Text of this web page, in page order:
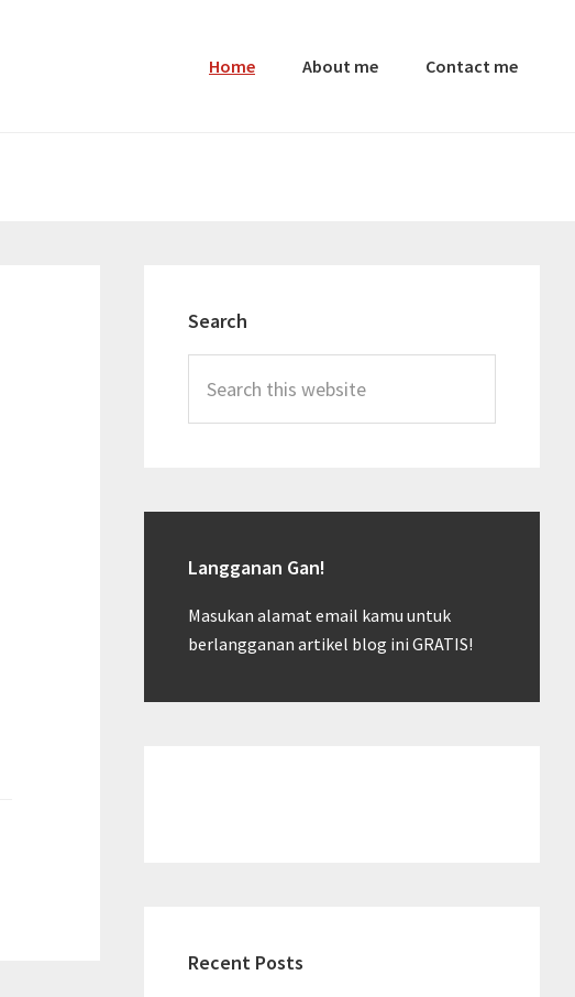
Home About me Contact me
Sidebar
Search
this
website
Langganan Gan!
Masukan alamat email kamu untuk
berlangganan artikel blog ini GRATIS!
Recent Posts